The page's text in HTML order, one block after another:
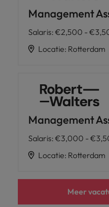
Management
Salaris: €2,500 -
Locatie: Rotterdam
Management
Salaris: €3,000 -
Locatie: Rotterdam
Meer